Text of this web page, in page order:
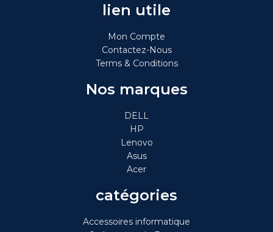
lien utile
Mon Compte
Contactez-Nous
Terms & Conditions
Nos marques
DELL
HP
Lenovo
Asus
Acer
catégories
Accessoires informatique